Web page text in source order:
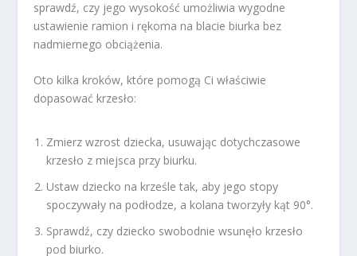
sprawdź, czy jego wysokość umożliwia wygodne
ustawienie ramion i rękoma na blacie biurka bez
nadmiernego obciążenia.
Oto kilka kroków, które pomogą Ci właściwie
dopasować krzesło:
Zmierz wzrost dziecka, usuwając dotychczasowe
krzesło z miejsca przy biurku.
Ustaw dziecko na krześle tak, aby jego stopy
spoczywały na podłodze, a kolana tworzyły kąt 90°.
Sprawdź, czy dziecko swobodnie wsunęło krzesło
pod biurko.